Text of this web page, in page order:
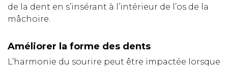
de la dent en s’insérant à l’intérieur de l’os de la
mâchoire.
Améliorer la forme des dents
L’harmonie du sourire peut être impactée lorsque